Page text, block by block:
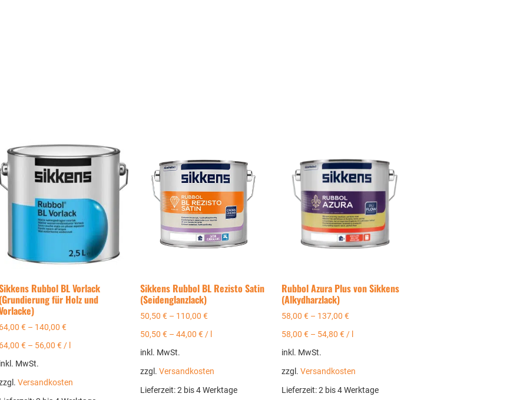
Rubbol BL Vorlack
(Grundierung für Holz und
64,00 €– 140,00 €
64,00 €– 56,00 €/
inkl. MwSt.
Versandkosten
Sikkens Rubbol BL Rezisto Satin
(Seidenglanzlack)
50,50 € – 110,00 €
50,50 € – 44,00 € /
inkl. MwSt.
zzgl. Versandkosten
Lieferzeit:2 bis 4 Werktage
Rubbol Azura Plus von Sikkens
(Alkydharzlack)
58,00€ – 137,00€
58,00€ – 54,80€ /
inkl. MwSt.
zzgl.Versandkosten
Lieferzeit:2 bis 4 Werktage